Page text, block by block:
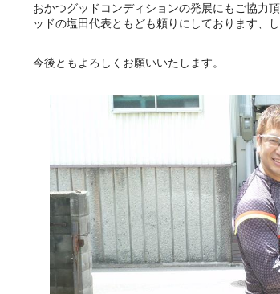
おかつグッドコンディションの発展にもご協力
ッドの塩田代表ともども頼りにしております、
今後ともよろしくお願いいたします。